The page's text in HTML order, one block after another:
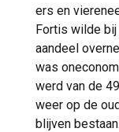
ers en
Fortis wilde bij
aandeel
was
werd van de
weer op de
blijven